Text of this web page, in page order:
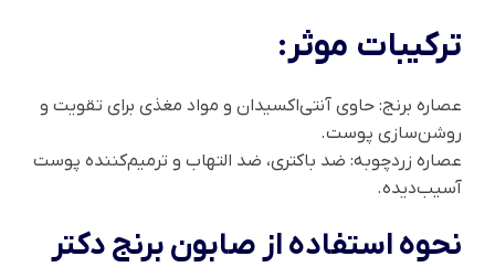
ترکیبات موثر:
عصاره برنج: حاوی آنتی‌اکسیدان و مواد مغذی برای تقویت و
روشن‌سازی پوست.
عصاره زردچوبه: ضد باکتری، ضد التهاب و ترمیم‌کننده پوست
آسیب‌دیده.
نحوه استفاده از صابون برنج دکتر